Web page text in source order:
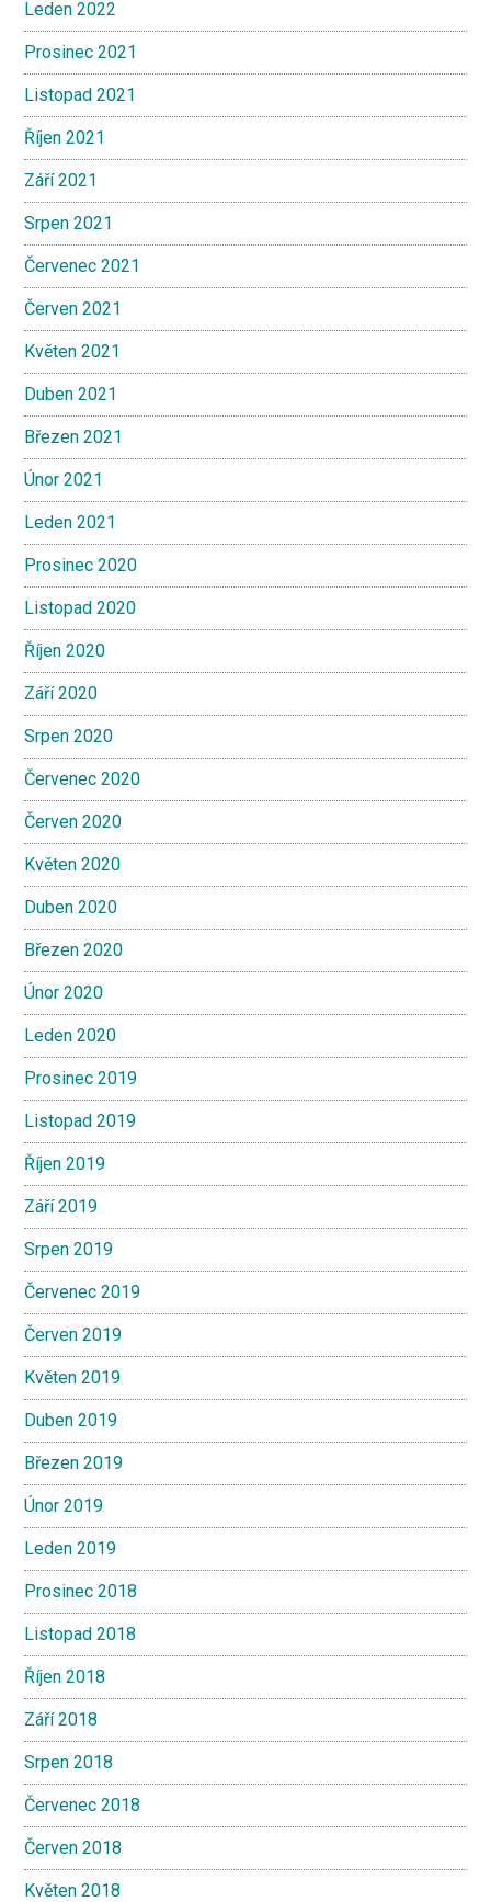
Leden 2022
Prosinec 2021
Listopad 2021
Říjen 2021
Září 2021
Srpen 2021
Červenec 2021
Červen 2021
Květen 2021
Duben 2021
Březen 2021
Únor 2021
Leden 2021
Prosinec 2020
Listopad 2020
Říjen 2020
Září 2020
Srpen 2020
Červenec 2020
Červen 2020
Květen 2020
Duben 2020
Březen 2020
Únor 2020
Leden 2020
Prosinec 2019
Listopad 2019
Říjen 2019
Září 2019
Srpen 2019
Červenec 2019
Červen 2019
Květen 2019
Duben 2019
Březen 2019
Únor 2019
Leden 2019
Prosinec 2018
Listopad 2018
Říjen 2018
Září 2018
Srpen 2018
Červenec 2018
Červen 2018
Květen 2018